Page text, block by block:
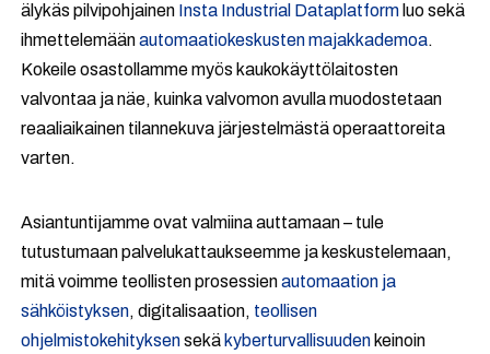
älykäs pilvipohjainen Insta Industrial Dataplatform luo sekä
ihmettelemäänautomaatiokeskusten majakkademoa.
Kokeile osastollamme myös kaukokäyttölaitosten
valvontaa ja näe, kuinka valvomon avulla muodostetaan
reaaliaikainen tilannekuva järjestelmästä operaattoreita
varten.
Asiantuntijamme ovat valmiina auttamaan – tule
tutustumaan palvelukattaukseemme ja keskustelemaan,
mitä voimme teollisten prosessienautomaation ja
sähköistyksen, digitalisaation, teollisen
ohjelmistokehityksensekä kyberturvallisuuden keinoin